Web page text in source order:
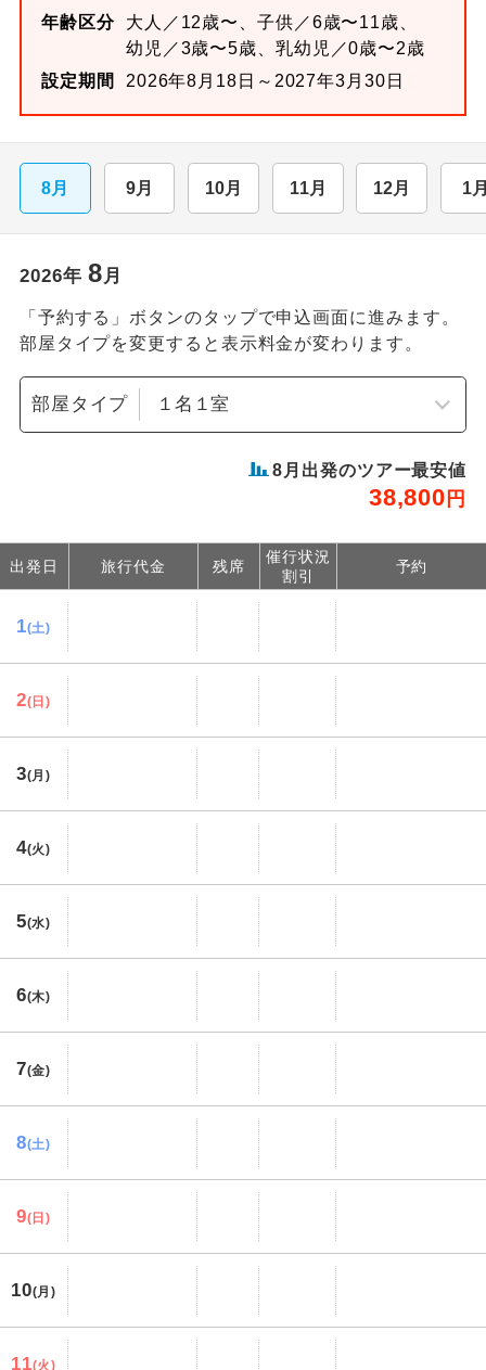
年齢区分
大人／12歳〜、子供／6歳〜11歳、
幼児／3歳〜5歳、乳幼児／0歳〜2歳
設定期間
2026年8月18日～2027年3月30日
8月 9月 10月 11月 12月 1
2026年 8月
「予約する」ボタンのタップで申込画面に進みます。
部屋タイプを変更すると表示料金が変わります。
部屋タイプ
8 月出発のツアー最安値
38,800 円
出発日 旅行代金 残席
催行状況
割引
予約
1(土)
2(日)
3(月)
4(火)
5(水)
6(木)
7(金)
8(土)
9(日)
10(月)
11(火)